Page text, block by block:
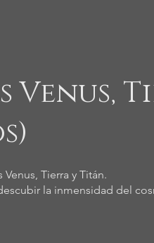
Venus,
Tierra y Titán.
la inmensidad del